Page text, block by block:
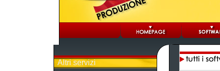
Altri servizi